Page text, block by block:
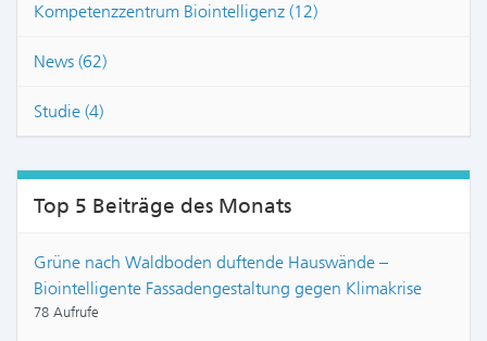
Kompetenzzentrum Biointelligenz (12)
News (62)
Studie (4)
Top 5 Beiträge des Monats
Grüne nach Waldboden duftende Hauswände –
Biointelligente Fassadengestaltung gegen Klimakrise
78 Aufrufe